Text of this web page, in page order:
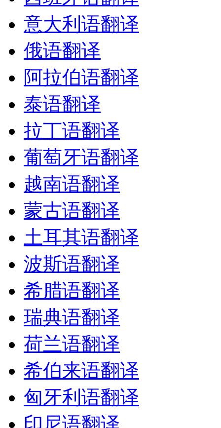
意大利语翻译
俄语翻译
阿拉伯语翻译
泰语翻译
拉丁语翻译
葡萄牙语翻译
越南语翻译
蒙古语翻译
土耳其语翻译
波斯语翻译
希腊语翻译
瑞典语翻译
荷兰语翻译
希伯来语翻译
匈牙利语翻译
印尼语翻译